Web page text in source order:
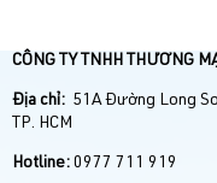
CÔNG TY TNHH THƯƠNG
Địa chỉ: 51A Đường Long
TP. HCM
Hotline: 0977 711 919